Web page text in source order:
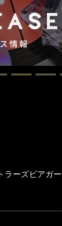
ラーズビアガ